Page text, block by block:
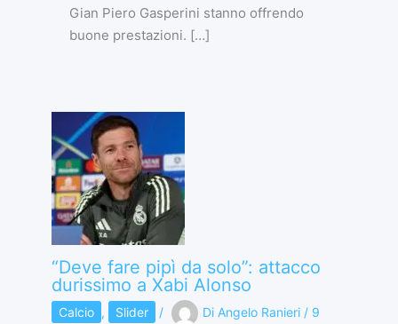
Gian Piero Gasperini stanno offrendo
buone prestazioni. […]
“Deve fare pipì da solo”: attacco
durissimo a Xabi Alonso
Calcio , Slider / Di Angelo Ranieri / 9